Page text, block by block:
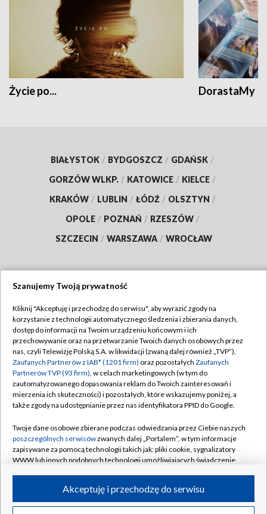
Życie po... DorastaMy
BIAŁYSTOK / BYDGOSZCZ / GDAŃSK /
GORZÓW WLKP. / KATOWICE / KIELCE /
KRAKÓW / LUBLIN / ŁÓDŹ / OLSZTYN /
OPOLE / POZNAŃ / RZESZÓW /
SZCZECIN / WARSZAWA / WROCŁAW
TVP
Abonament TVP
Emisja w TVP
Centrum informacji TVP
Naziemna Telewizja Cyfrowa
Rada Programowa
System NOS
Informacje o nadawcy
Program dla prasy
Regulamin TVP
Polityka prywatności
Moje zgody
Pomoc
Kontakt
Kanały
©2026 Telewizja Polska S.A. w likwidacji
Szanujemy Twoją prywatność
Kliknij "Akceptuję i przechodzę do serwisu", aby wyrazić zgody na
korzystanie z technologii automatycznego śledzenia i zbierania danych,
dostęp do informacji na Twoim urządzeniu końcowym i ich
przechowywanie oraz na przetwarzanie Twoich danych osobowych przez
nas, czyli Telewizję Polską S.A. w likwidacji (zwaną dalej również „TVP”),
Zaufanych Partnerów z IAB* (1201 firm) oraz pozostałych Zaufanych
Partnerów TVP (93 firm), w celach marketingowych (w tym do
zautomatyzowanego dopasowania reklam do Twoich zainteresowań i
mierzenia ich skuteczności) i pozostałych, które wskazujemy poniżej, a
także zgody na udostępnianie przez nas identyfikatora PPID do Google.
Twoje dane osobowe zbierane podczas odwiedzania przez Ciebie naszych
poszczególnych serwisówzwanych dalej „Portalem”, w tym informacje
zapisywane za pomocą technologii takich jak: pliki cookie, sygnalizatory
WWW lub innych podobnych technologii umożliwiających świadczenie
ruchu w Internecie.Akceptuję i przechodzę do serwisu